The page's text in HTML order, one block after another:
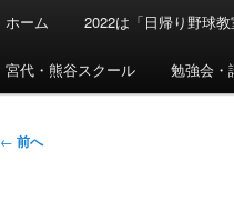
ホーム 2022は「日帰り野球
宮代・熊谷スクール 勉強会・
投
← 前へ